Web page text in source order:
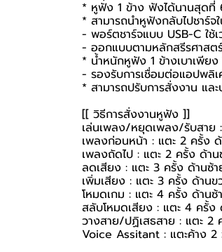
* หูฟัง 1 ข้าง ฟังได้นานสุดที่
* สามารถนำหูฟังกลับไปชาร์จ
- พอร์ตชาร์จแบบ USB-C ใช้
- ออกแบบตามหลักสรีรศาสต
* น้ำหนักหูฟัง 1 ข้างเบาเพีย
- รองรับการเชื่อมต่อแอปพลิ
* สามารถปรับการสั่งงาน แล
[[ วิธีการสั่งงานหูฟัง ]]
เล่นเพลง/หยุดเพลง/รับสาย
เพลงก่อนหน้า : แตะ 2 ครั้ง
เพลงถัดไป : แตะ 2 ครั้ง ด้าน
ลดเสียง : แตะ 3 ครั้ง ด้านซ้า
เพิ่มเสียง : แตะ 3 ครั้ง ด้านข
โหมดเกม : แตะ 4 ครั้ง ด้านซ้
สลับโหมดเสียง : แตะ 4 ครั้ง
วางสาย/ปฏิเสธสาย : แตะ 2
Voice Assitant : แตะค้าง 2